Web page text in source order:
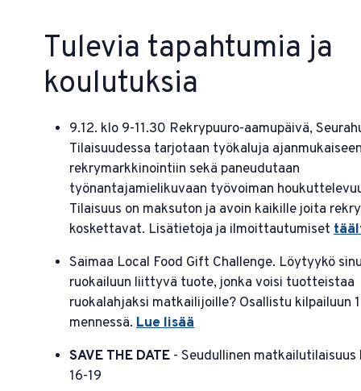
Tulevia tapahtumia ja
koulutuksia
9.12. klo 9-11.30 Rekrypuuro-aamupäivä,
Tilaisuudessa tarjotaan työkaluja
rekrymarkkinointiin sekä paneudutaan
työnantajamielikuvaan työvoiman
Tilaisuus on maksuton ja avoin kaikille joita
koskettavat. Lisätietoja ja ilmoittautumiset
Saimaa Local Food Gift Challenge. Löytyykö
ruokailuun liittyvä tuote, jonka voisi tuotteistaa
ruokalahjaksi matkailijoille? Osallistu kilpailuun
mennessä. Lue lisää
SAVE THE DATE - Seudullinen matkailutilaisuus
16-19